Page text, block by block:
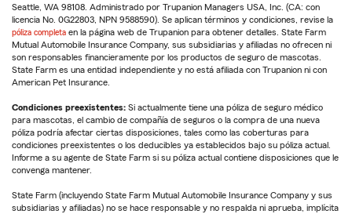
Seattle, WA 98108. Administrado por Trupanion Managers USA, Inc. (CA: con
licencia No. 0G22803, NPN 9588590). Se aplican términos y condiciones, revise la
póliza completa en la página web de Trupanion para obtener detalles. State Farm
Mutual Automobile Insurance Company, sus subsidiarias y afiliadas no ofrecen ni
son responsables financieramente por los productos de seguro de mascotas.
State Farm es una entidad independiente y no está afiliada con Trupanion ni con
American Pet Insurance.
Condiciones preexistentes: Si actualmente tiene una póliza de seguro médico
para mascotas, el cambio de compañía de seguros o la compra de una nueva
póliza podría afectar ciertas disposiciones, tales como las coberturas para
condiciones preexistentes o los deducibles ya establecidos bajo su póliza actual.
Informe a su agente de State Farm si su póliza actual contiene disposiciones que le
convenga mantener.
State Farm (incluyendo State Farm Mutual Automobile Insurance Company y sus
subsidiarias y afiliadas) no se hace responsable y no respalda ni aprueba, implícita